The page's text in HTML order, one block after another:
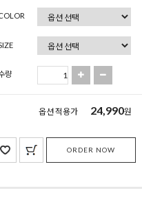
량
옵션 적용가 24,990원
ORDER NOW